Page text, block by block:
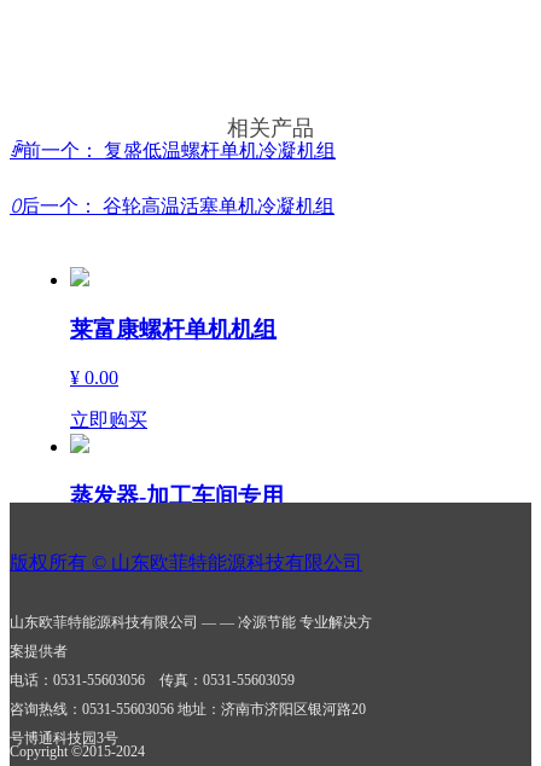
相关产品
ꄴ前一个： 复盛低温螺杆单机冷凝机组
ꄲ后一个： 谷轮高温活塞单机冷凝机组
莱富康螺杆单机机组
¥ 0.00
立即购买
蒸发器-加工车间专用
¥ 0.00
立即购买
版权所有 © 山东欧菲特能源科技有限公司
山东欧菲特能源科技有限公司 — — 冷源节能 专业解决方
案提供者
电话：0531-55603056 传真：0531-55603059
咨询热线：0531-55603056 地址：济南市济阳区银河路20
号博通科技园3号
Copyright ©2015-2024